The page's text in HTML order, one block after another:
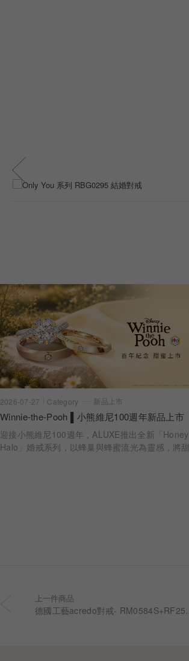
2026-07-27 Category 新品上市
Winnie-the-Pooh ▌小熊維尼100週年新品上市
迎接小熊維尼100週年，ALUXE推出全新「Honey
Halo」婚戒系列，以蜂巢與蜂蜜流光為靈感，將甜
上一件商品